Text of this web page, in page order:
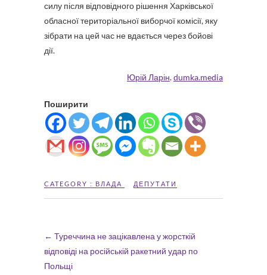
силу після відповідного рішення Харківської
обласної територіальної виборчої комісії, яку
зібрати на цей час не вдається через бойові
дії.
Юрій Ларін.dumka.media
Поширити
CATEGORY : ВЛАДА ДЕПУТАТИ
← Туреччина не зацікавлена у жорсткій
відповіді на російській ракетний удар по
Польщі